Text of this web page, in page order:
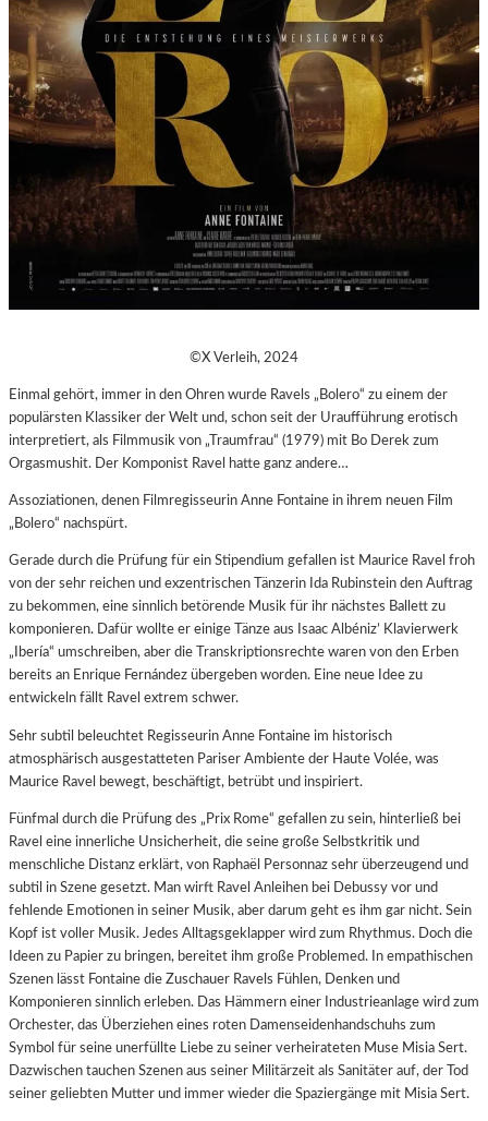
©X Verleih, 2024
Einmal gehört, immer in den Ohren wurde Ravels „Bolero“ zu einem der
populärsten Klassiker der Welt und, schon seit der Uraufführung erotisch
interpretiert, als Filmmusik von „Traumfrau“ (1979) mit Bo Derek zum
Orgasmushit. Der Komponist Ravel hatte ganz andere…
Assoziationen, denen Filmregisseurin Anne Fontaine in ihrem neuen Film
„Bolero“ nachspürt.
Gerade durch die Prüfung für ein Stipendium gefallen ist Maurice Ravel froh
von der sehr reichen und exzentrischen Tänzerin Ida Rubinstein den Auftrag
zu bekommen, eine sinnlich betörende Musik für ihr nächstes Ballett zu
komponieren. Dafür wollte er einige Tänze aus Isaac Albéniz’ Klavierwerk
„Ibería“ umschreiben, aber die Transkriptionsrechte waren von den Erben
bereits an Enrique Fernández übergeben worden. Eine neue Idee zu
entwickeln fällt Ravel extrem schwer.
Sehr subtil beleuchtet Regisseurin Anne Fontaine im historisch
atmosphärisch ausgestatteten Pariser Ambiente der Haute Volée, was
Maurice Ravel bewegt, beschäftigt, betrübt und inspiriert.
Fünfmal durch die Prüfung des „Prix Rome“ gefallen zu sein, hinterließ bei
Ravel eine innerliche Unsicherheit, die seine große Selbstkritik und
menschliche Distanz erklärt, von Raphaël Personnaz sehr überzeugend und
subtil in Szene gesetzt. Man wirft Ravel Anleihen bei Debussy vor und
fehlende Emotionen in seiner Musik, aber darum geht es ihm gar nicht. Sein
Kopf ist voller Musik. Jedes Alltagsgeklapper wird zum Rhythmus. Doch die
Ideen zu Papier zu bringen, bereitet ihm große Problemed. In empathischen
Szenen lässt Fontaine die Zuschauer Ravels Fühlen, Denken und
Komponieren sinnlich erleben. Das Hämmern einer Industrieanlage wird zum
Orchester, das Überziehen eines roten Damenseidenhandschuhs zum
Symbol für seine unerfüllte Liebe zu seiner verheirateten Muse Misia Sert.
Dazwischen tauchen Szenen aus seiner Militärzeit als Sanitäter auf, der Tod
seiner geliebten Mutter und immer wieder die Spaziergänge mit Misia Sert.